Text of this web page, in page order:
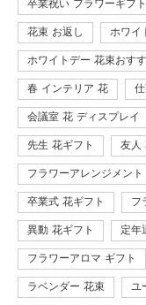
卒業祝い フラワーギフト
花束 お返し ホワイ
ホワイトデー 花束おす
春 インテリア 花
会議室 花 ディスプレイ
先生 花ギフト 友人
フラワーアレンジメント
卒業式 花ギフト フ
異動 花ギフト 定年
フラワーアロマ ギフト
ラベンダー 花束 ユ